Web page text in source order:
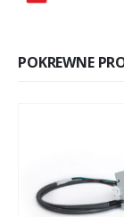
POKREWNE